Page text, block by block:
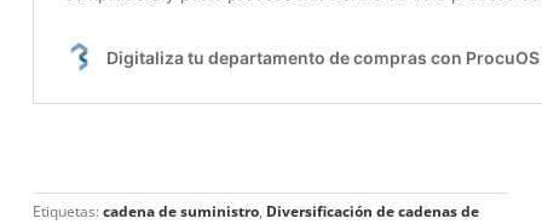
Etiquetas: cadena de suministro, Diversificación de cadenas de